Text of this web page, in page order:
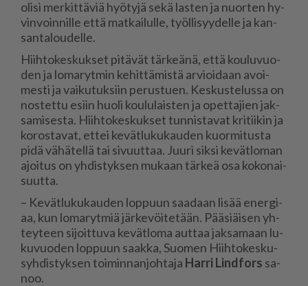
oli­si mer­kit­tä­viä hyö­ty­jä sekä las­ten ja nuor­ten hy­
vin­voin­nil­le et­tä mat­kai­lul­le, työl­li­syy­del­le ja kan­
san­ta­lou­del­le.
Hiih­to­kes­kuk­set pi­tä­vät tär­ke­ä­nä, et­tä kou­lu­vuo­
den ja lo­ma­ryt­min ke­hit­tä­mis­tä ar­vi­oi­daan avoi­
mes­ti ja vai­ku­tuk­siin pe­rus­tu­en. Kes­kus­te­lus­sa on
nos­tet­tu esiin huo­li kou­lu­lais­ten ja opet­ta­jien jak­
sa­mi­ses­ta. Hiih­to­kes­kuk­set tun­nis­ta­vat kri­tii­kin ja
ko­ros­ta­vat, et­tei ke­vät­lu­ku­kau­den kuor­mi­tus­ta
pidä vä­hä­tel­lä tai si­vuut­taa. Juu­ri sik­si ke­vät­lo­man
ajoi­tus on yh­dis­tyk­sen mu­kaan tär­keä osa ko­ko­nai­
suut­ta.
– Ke­vät­lu­ku­kau­den lop­puun saa­daan li­sää ener­gi­
aa, kun lo­ma­ryt­miä jär­ke­vöi­te­tään. Pää­si­äi­sen yh­
tey­teen si­joit­tu­va ke­vät­lo­ma aut­taa jak­sa­maan lu­
ku­vuo­den lop­puun saak­ka, Suo­men Hiih­to­kes­ku­
syh­dis­tyk­sen toi­min­nan­joh­ta­ja Har­ri Lind­fors sa­
noo.